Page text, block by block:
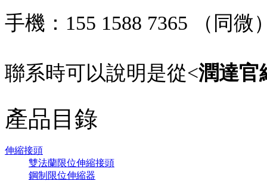
手機： 155 1588 7365 （同微
聯系時可以說明是從<潤達官
產品目錄
伸縮接頭
雙法蘭限位伸縮接頭
鋼制限位伸縮器